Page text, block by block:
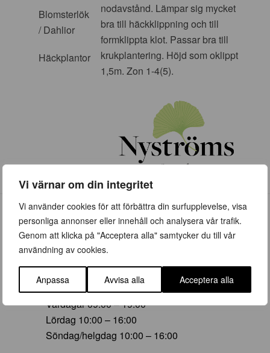
Vi värnar om din integritet
Vi använder cookies för att förbättra din surfupplevelse, visa
personliga annonser eller innehåll och analysera vår trafik.
Genom att klicka på "Acceptera alla" samtycker du till vår
användning av cookies.
Anpassa Avvisa alla Acceptera alla
Blomsterlök
/ Dahlior
Häckplantor
nodavstånd. Lämpar sig mycket
bra till häckklippning och till
formklippta klot. Passar bra till
krukplantering. Höjd som oklippt
1,5m. Zon 1-4(5).
ÖPPETTIDER
Vår (23 mars – 28 juni)
Vardagar 09:00 – 19:00
Lördag 10:00 – 16:00
Söndag/helgdag 10:00 – 16:00